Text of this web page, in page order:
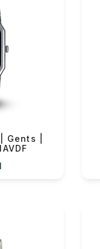
Gents |